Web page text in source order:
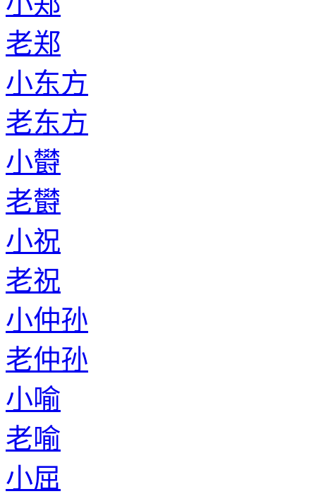
老郑
小东方
老东方
小欎
老欎
小祝
老祝
小仲孙
老仲孙
小喻
老喻
小屈